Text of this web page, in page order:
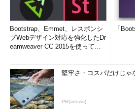
Bootstrap、Emmet、レスポンシ
ブWebデザイン対応を強化したDr
eamweaver CC 2015を使って
「
堅牢さ・コスパだけじゃ
PR(arrows)